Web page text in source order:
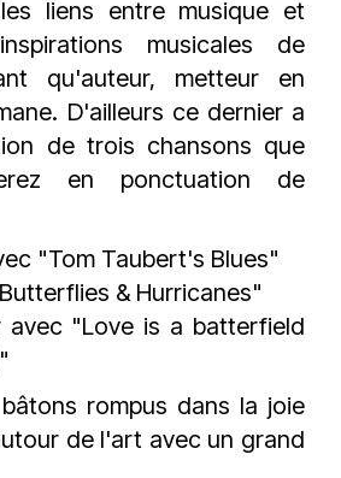
liens entre musique et
musicales de
qu'auteur, metteur en
D'ailleurs ce dernier a
de trois chansons que
en ponctuation de
"Tom Taubert's Blues"
& Hurricanes"
avec "Love is a batterfield
rompus dans la joie
de l'art avec un grand